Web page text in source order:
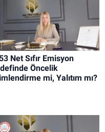
Net Sıfır Emisyon
Öncelik
mi, Yalıtım mı?